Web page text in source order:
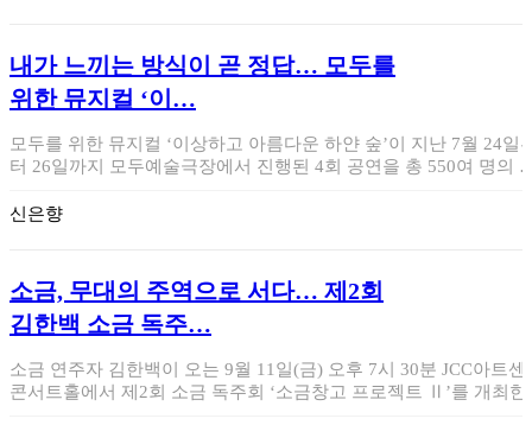
내가 느끼는 방식이 곧 정답… 모두를
위한 뮤지컬 ‘이…
모두를 위한 뮤지컬 ‘이상하고 아름다운 하얀 숲’이 지난 7월 24일
터 26일까지 모두예술극장에서 진행된 4회 공연을 총 550여 명의
신은향
소금, 무대의 주역으로 서다… 제2회
김한백 소금 독주…
소금 연주자 김한백이 오는 9월 11일(금) 오후 7시 30분 JCC아트센
콘서트홀에서 제2회 소금 독주회 ‘소금창고 프로젝트 Ⅱ’를 개최한